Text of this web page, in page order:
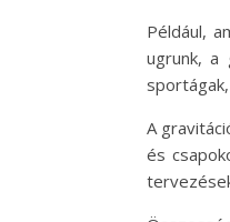
Például,
ugrunk, a
A
és